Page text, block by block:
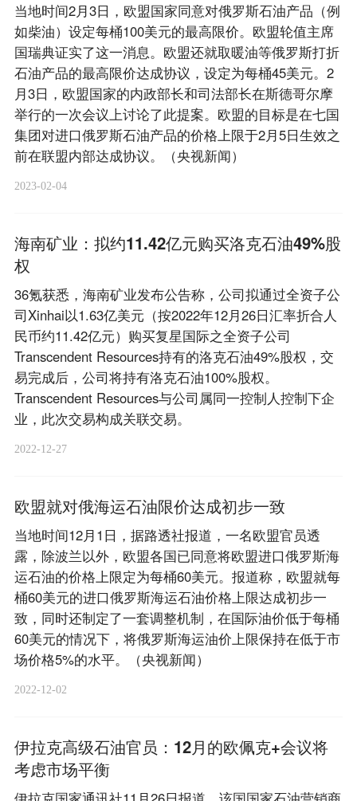
当地时间2月3日，欧盟国家同意对俄罗斯石油产品（例
如柴油）设定每桶100美元的最高限价。欧盟轮值主席
国瑞典证实了这一消息。欧盟还就取暖油等俄罗斯打折
石油产品的最高限价达成协议，设定为每桶45美元。2
月3日，欧盟国家的内政部长和司法部长在斯德哥尔摩
举行的一次会议上讨论了此提案。欧盟的目标是在七国
集团对进口俄罗斯石油产品的价格上限于2月5日生效之
前在联盟内部达成协议。（央视新闻）
2023-02-04
海南矿业：拟约11.42亿元购买洛克石油49%股
权
36氪获悉，海南矿业发布公告称，公司拟通过全资子公
司Xinhai以1.63亿美元（按2022年12月26日汇率折合人
民币约11.42亿元）购买复星国际之全资子公司
Transcendent Resources持有的洛克石油49%股权，交
易完成后，公司将持有洛克石油100%股权。
Transcendent Resources与公司属同一控制人控制下企
业，此次交易构成关联交易。
2022-12-27
欧盟就对俄海运石油限价达成初步一致
当地时间12月1日，据路透社报道，一名欧盟官员透
露，除波兰以外，欧盟各国已同意将欧盟进口俄罗斯海
运石油的价格上限定为每桶60美元。报道称，欧盟就每
桶60美元的进口俄罗斯海运石油价格上限达成初步一
致，同时还制定了一套调整机制，在国际油价低于每桶
60美元的情况下，将俄罗斯海运油价上限保持在低于市
场价格5%的水平。（央视新闻）
2022-12-02
伊拉克高级石油官员：12月的欧佩克+会议将
考虑市场平衡